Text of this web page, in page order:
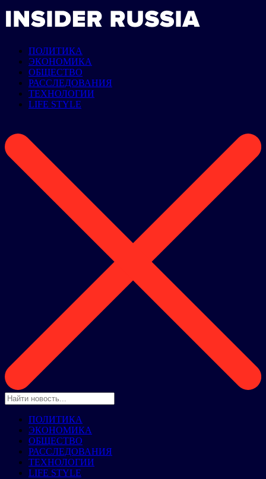
ПОЛИТИКА
ЭКОНОМИКА
ОБЩЕСТВО
РАССЛЕДОВАНИЯ
ТЕХНОЛОГИИ
LIFE STYLE
ПОЛИТИКА
ЭКОНОМИКА
ОБЩЕСТВО
РАССЛЕДОВАНИЯ
ТЕХНОЛОГИИ
LIFE STYLE